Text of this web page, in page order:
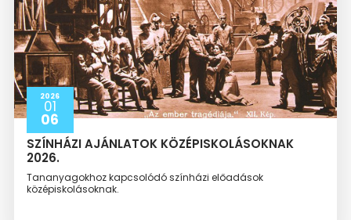
2026
01
06
SZÍNHÁZI AJÁNLATOK KÖZÉPISKOLÁSOKNAK
2026.
Tananyagokhoz kapcsolódó színházi előadások
középiskolásoknak.